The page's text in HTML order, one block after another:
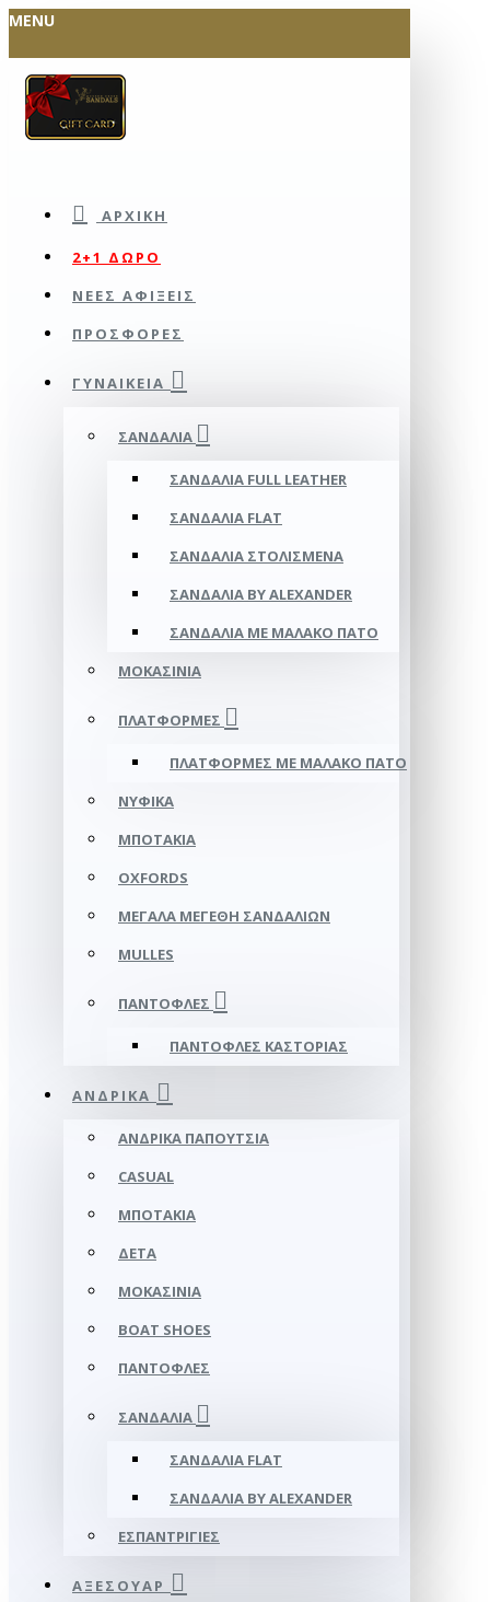
MENU
ΑΡΧΙΚΉ
2+1 ΔΩΡΟ
ΝΕΕΣ ΑΦΙΞΕΙΣ
ΠΡΟΣΦΟΡΕΣ
ΓΥΝΑΙΚΕΊΑ
ΣΑΝΔΆΛΙΑ
ΣΑΝΔΆΛΙΑ FULL LEATHER
ΣΑΝΔΆΛΙΑ FLAT
ΣΑΝΔΆΛΙΑ ΣΤΟΛΙΣΜΈΝΑ
ΣΑΝΔΆΛΙΑ BY ALEXANDER
ΣΑΝΔΆΛΙΑ ΜΕ ΜΑΛΑΚΌ ΠΆΤΟ
ΜΟΚΑΣΊΝΙΑ
ΠΛΑΤΦΌΡΜΕΣ
ΠΛΑΤΦΟΡΜΕΣ ΜΕ ΜΑΛΑΚΟ ΠΑΤΟ
ΝΥΦΙΚΆ
ΜΠΟΤΆΚΙΑ
OXFORDS
ΜΕΓΆΛΑ ΜΕΓΈΘΗ ΣΑΝΔΑΛΙΏΝ
MULLES
ΠΑΝΤΌΦΛΕΣ
ΠΑΝΤΌΦΛΕΣ ΚΑΣΤΟΡΙΆΣ
ΑΝΔΡΙΚΆ
ΑΝΔΡΙΚΆ ΠΑΠΟΎΤΣΙΑ
CASUAL
ΜΠΟΤΆΚΙΑ
ΔΕΤΆ
ΜΟΚΑΣΊΝΙΑ
BOAT SHOES
ΠΑΝΤΌΦΛΕΣ
ΣΑΝΔΆΛΙΑ
ΣΑΝΔΆΛΙΑ FLAT
ΣΑΝΔΆΛΙΑ BY ALEXANDER
ΕΣΠΑΝΤΡΊΓΙΕΣ
ΑΞΕΣΟΥΑΡ